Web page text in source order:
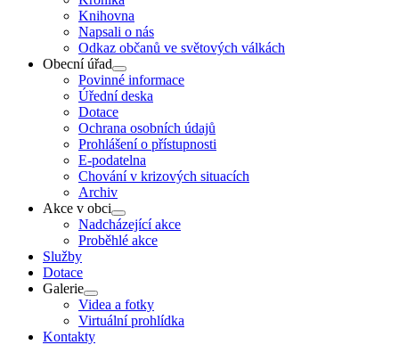
Knihovna
Napsali o nás
Odkaz občanů ve světových válkách
Obecní úřad
Show
sub
menu
Povinné informace
Úřední deska
Dotace
Ochrana osobních údajů
Prohlášení o přístupnosti
E-podatelna
Chování v krizových situacích
Archiv
Akce v obci
Show
sub
menu
Nadcházející akce
Proběhlé akce
Služby
Dotace
Galerie
Show
sub
menu
Videa a fotky
Virtuální prohlídka
Kontakty